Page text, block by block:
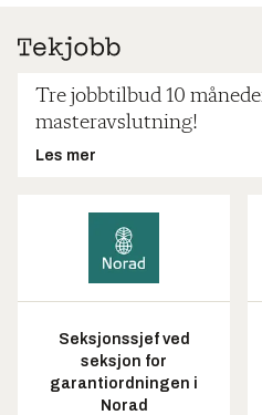
Tre jobbtilbud 10
masteravslutning!
Les mer
Seksjonssjef ved
seksjon for
garantiordningen i
Norad